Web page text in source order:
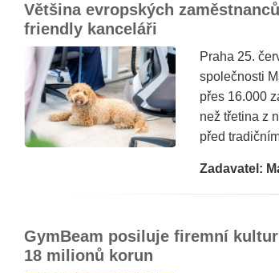
Většina evropských
friendly kanceláři
Praha 25.
společnosti
přes 16.000
než třetina z
před
Zadavatel:
GymBeam posiluje firemní
18 milionů korun